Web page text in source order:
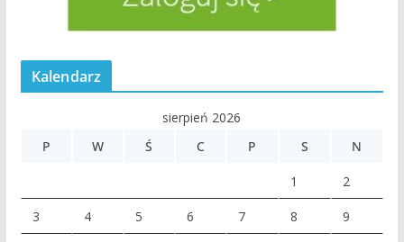
Kalendarz
sierpień 2026
P
W Ś C P S N
1 2
3 4 5 6 7 8 9